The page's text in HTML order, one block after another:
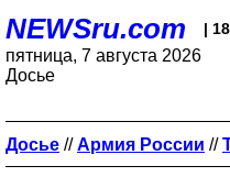
NEWSru.com |
пятница, 7 августа 2026
Досье
Досье //Армия России //